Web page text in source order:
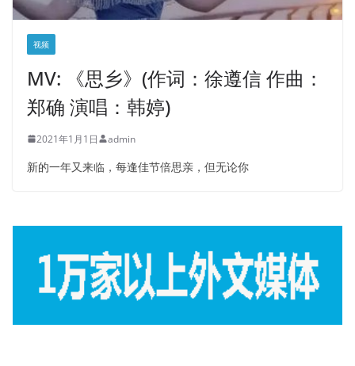
视频
MV: 《思乡》(作词：徐遵信 作曲：
郑确 演唱：韩婷)
2021年1月1日 admin
新的一年又来临，每逢佳节倍思亲，但无论你